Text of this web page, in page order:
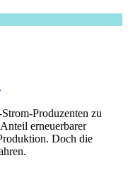
Produzenten zu
erneuerbarer
Doch die